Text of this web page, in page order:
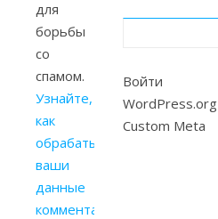
для
борьбы
со
спамом.
Узнайте,
как
обрабатываются
ваши
данные
комментариев
Войти
WordPress.org
Custom Meta